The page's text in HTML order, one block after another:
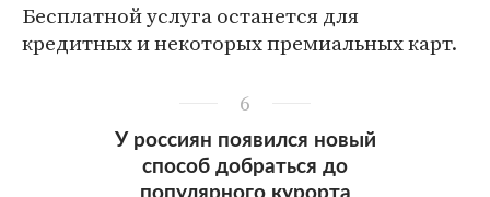
Бесплатной услуга останется для
кредитных и некоторых премиальных карт.
6
У россиян появился новый
способ добраться до